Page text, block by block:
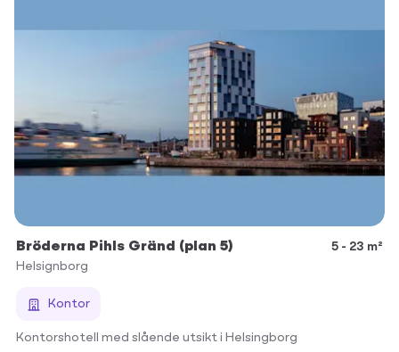
Bröderna Pihls Gränd (plan 5)
5 - 23 m²
Helsignborg
Kontor
Kontorshotell med slående utsikt i Helsingborg